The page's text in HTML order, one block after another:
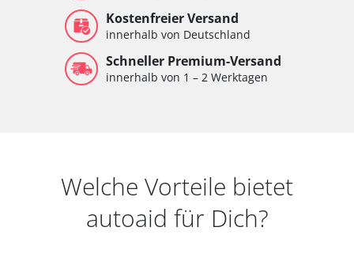
Kostenfreier Versand
innerhalb von Deutschland
Schneller Premium-Versand
innerhalb von 1 – 2 Werktagen
Welche Vorteile bietet
autoaid für Dich?